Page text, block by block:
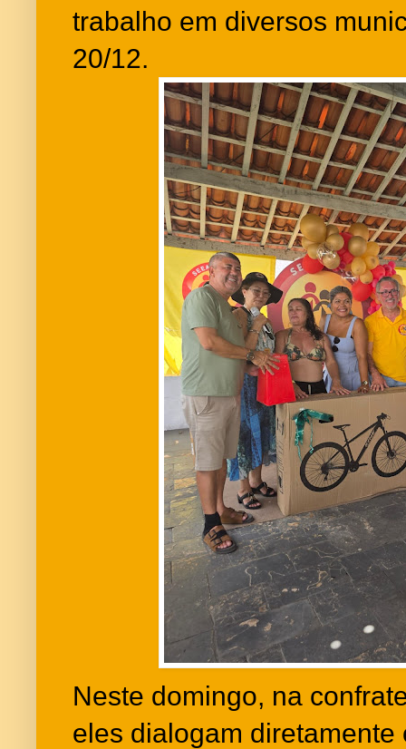
trabalho em diversos
20/12.
Neste domingo, na
eles dialogam diretamente